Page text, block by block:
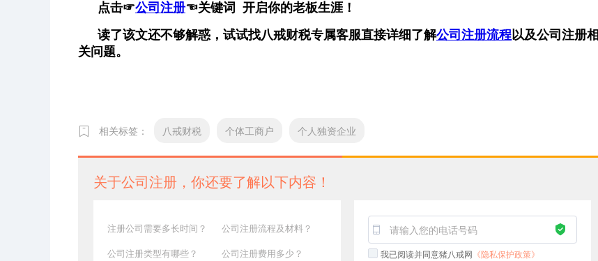
点击☞公司注册☜关键词 开启你的老板生涯！
读了该文还不够解惑，试试找八戒财税专属客服直接详细了解公司注册流程以及公司注册相
关问题。
相关标签： 八戒财税 个体工商户 个人独资企业
关于公司注册，你还要了解以下内容！
注册公司需要多长时间？
公司注册流程及材料？
公司注册类型有哪些？
公司注册费用多少？
我已阅读并同意猪八戒网 《隐私保护政策》